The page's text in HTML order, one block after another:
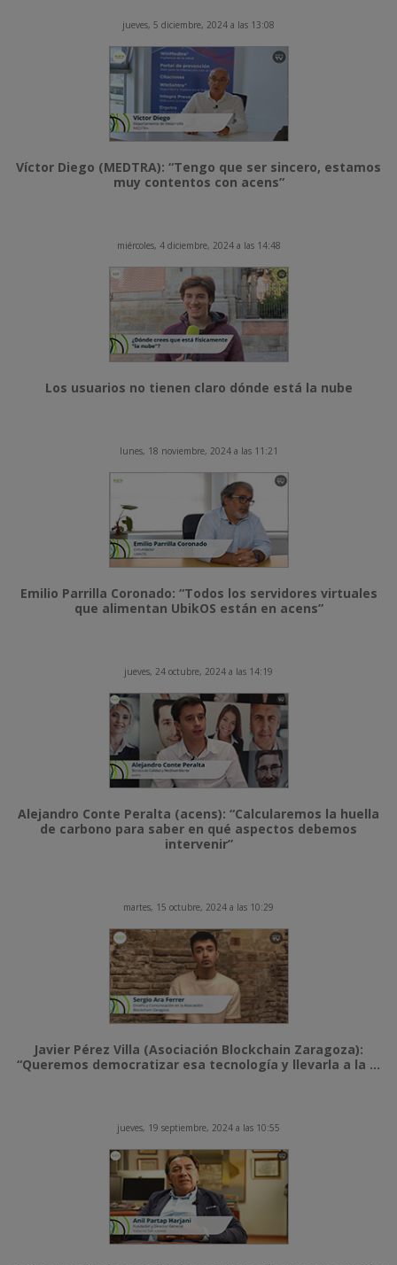
jueves, 5 diciembre, 2024 a las 13:08
Víctor Diego (MEDTRA): “Tengo que ser sincero, estamos
muy contentos con acens”
miércoles, 4 diciembre, 2024 a las 14:48
Los usuarios no tienen claro dónde está la nube
lunes, 18 noviembre, 2024 a las 11:21
Emilio Parrilla Coronado: “Todos los servidores virtuales
que alimentan UbikOS están en acens”
jueves, 24 octubre, 2024 a las 14:19
Alejandro Conte Peralta (acens): “Calcularemos la huella
de carbono para saber en qué aspectos debemos
intervenir”
martes, 15 octubre, 2024 a las 10:29
Javier Pérez Villa (Asociación Blockchain Zaragoza):
“Queremos democratizar esa tecnología y llevarla a la ...
jueves, 19 septiembre, 2024 a las 10:55